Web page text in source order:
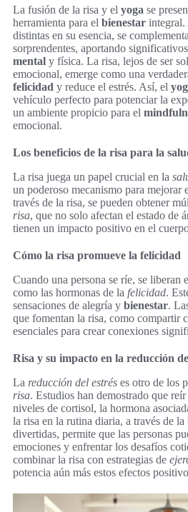
La fusión de la risa y el yoga se
herramienta para el bienestar integral.
distintas en su esencia, se
sorprendentes, aportando
mental y física. La risa, lejos de ser
emocional, emerge como una
felicidad y reduce el estrés. Así, el
vehículo perfecto para potenciar la
un ambiente propicio para el
emocional.
Los beneficios de la risa para la
La risa juega un papel crucial en la
un poderoso mecanismo para mejorar
través de la risa, se pueden obtener
risa, que no solo afectan el estado de
tienen un impacto positivo en el
Cómo la risa promueve la felicidad
Cuando una persona se ríe, se liberan
como las hormonas de la felicidad.
sensaciones de alegría y bienestar.
que fomentan la risa, como compartir
esenciales para crear conexiones
Risa y su impacto en la reducción
La reducción del estrés es otro de los
risa. Estudios han demostrado que
niveles de cortisol, la hormona
la risa en la rutina diaria, a través de
divertidas, permite que las personas
emociones y enfrentar los desafíos
combinar la risa con estrategias de
potencia aún más estos efectos